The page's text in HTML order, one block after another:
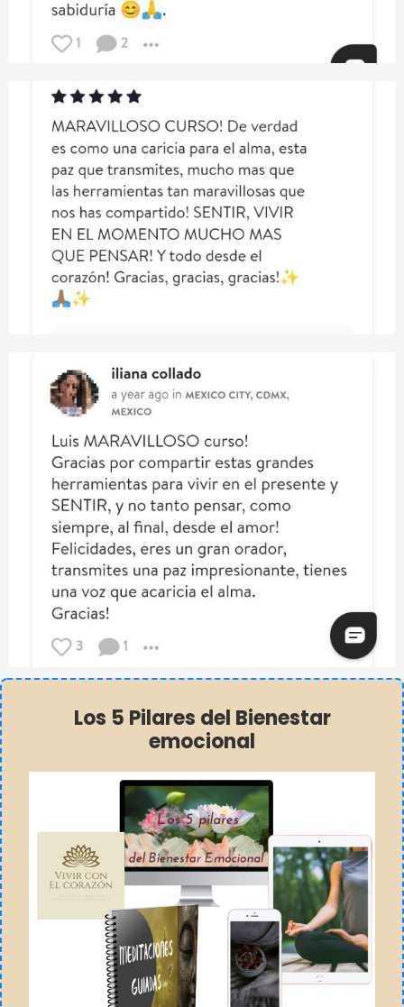
Los 5 Pilares del Bienestar
emocional